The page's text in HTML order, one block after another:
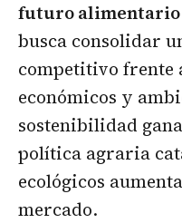
futuro alimentario
busca consolidar
competitivo frente
económicos y
sostenibilidad
política agraria
ecológicos
mercado.